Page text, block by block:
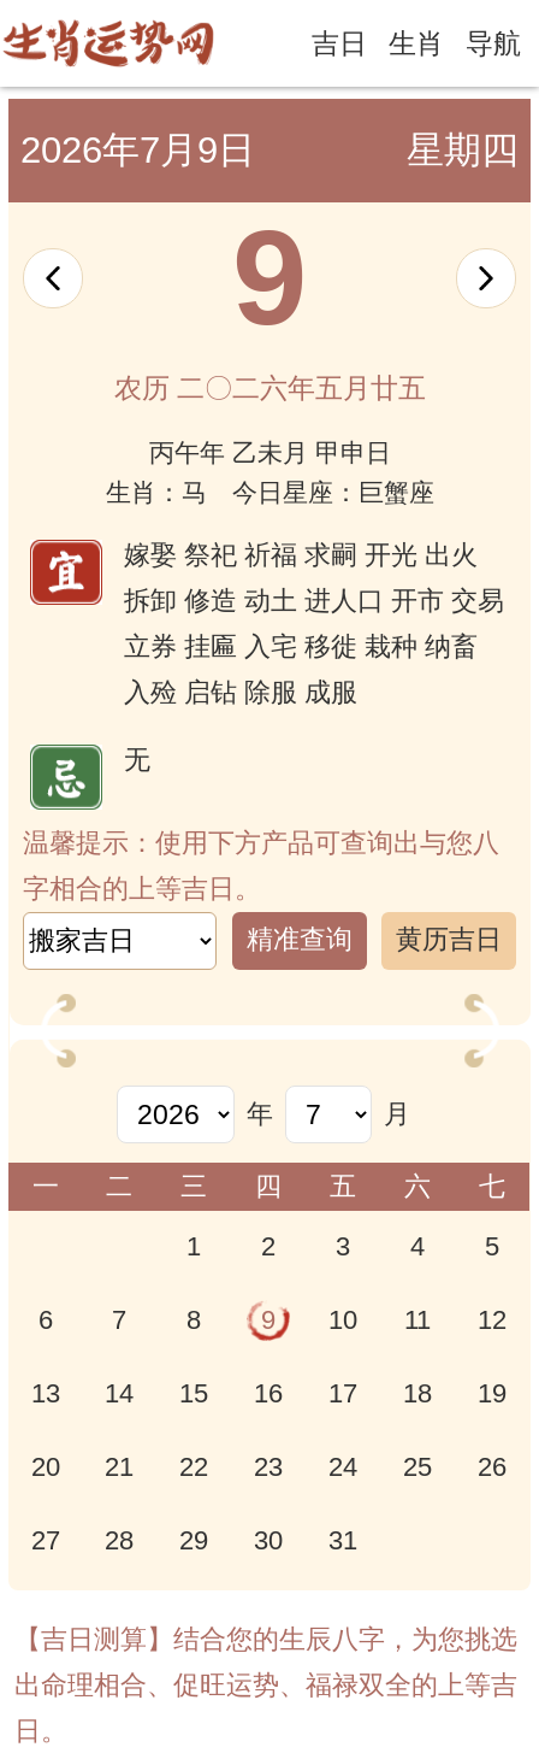
吉日 生肖 导航
2026年7月9日 星期四
9
农历 二〇二六年五月廿五
丙午年 乙未月 甲申日
生肖：马 今日星座：巨蟹座
嫁娶 祭祀 祈福 求嗣 开光 出火
拆卸 修造 动土 进人口 开市 交易
立券 挂匾 入宅 移徙 栽种 纳畜
入殓 启钻 除服 成服
无
温馨提示：使用下方产品可查询出与您八
字相合的上等吉日。
精准查询
黄历吉日
年 月
一 二 三 四 五 六 七
1 2 3 4 5
6 7 8 9 10 11 12
13 14 15 16 17 18 19
20 21 22 23 24 25 26
27 28 29 30 31
【吉日测算】结合您的生辰八字，为您挑选
出命理相合、促旺运势、福禄双全的上等吉
日。